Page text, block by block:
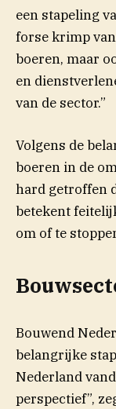
een stapeling
forse krimp
boeren, maar
en
van de sector.”
Volgens de
boeren in de
hard getroffen
betekent
om of te
Bouwend
belangrijke
Nederland
perspectief”,